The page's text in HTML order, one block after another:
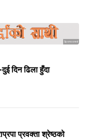
Sponsored
दिन ढिला हुँदा
प्रवक्ता श्रेष्ठको